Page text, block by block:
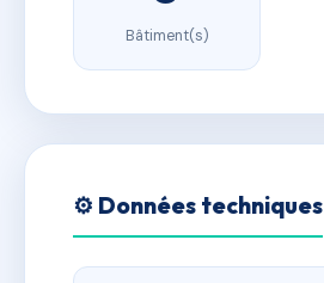
Bâtiment(s)
⚙️ Données techniques